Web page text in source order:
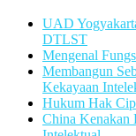
UAD
DTLST
Mengenal
Membangun
Kekayaan
Hukum Hak
China Kenakan